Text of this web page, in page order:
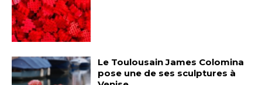
* Champ obligatoire
Le Toulousain James Colomina
pose une de ses sculptures à